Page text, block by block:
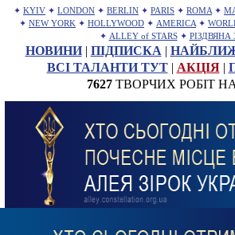
✦ KYIV ✦ LONDON ✦ BERLIN ✦ PARIS ✦ ROMA ✦
✦ NEW YORK ✦ HOLLYWOOD ✦ AMERICA ✦
✦ ALLEY of STARS ✦ РІЗДВЯНА
НОВИНИ| ПІДПИСКА |
ВСІ ТАЛАНТИ ТУТ| АКЦІЯ|
7627ТВОРЧИХ РОБІТ